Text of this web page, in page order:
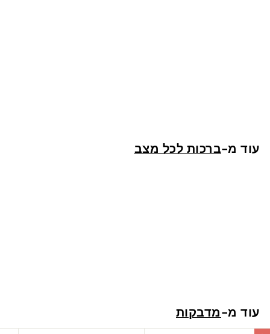
"
עוד מ-ברכות לכל מצב
"
ח
עוד מ-מדבקות